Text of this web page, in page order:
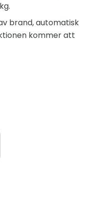
brand, automatisk
kommer att